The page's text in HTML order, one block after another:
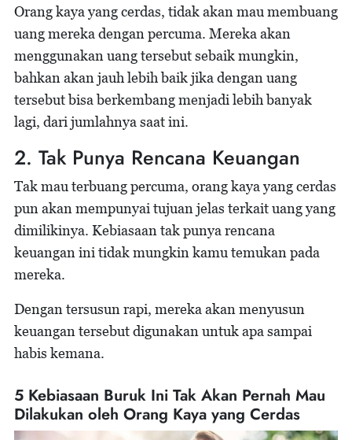
Orang kaya yang cerdas, tidak akan mau membuang
uang mereka dengan percuma. Mereka akan
menggunakan uang tersebut sebaik mungkin,
bahkan akan jauh lebih baik jika dengan uang
tersebut bisa berkembang menjadi lebih banyak
lagi, dari jumlahnya saat ini.
2. Tak Punya Rencana Keuangan
Tak mau terbuang percuma, orang kaya yang cerdas
pun akan mempunyai tujuan jelas terkait uang yang
dimilikinya. Kebiasaan tak punya rencana
keuangan ini tidak mungkin kamu temukan pada
mereka.
Dengan tersusun rapi, mereka akan menyusun
keuangan tersebut digunakan untuk apa sampai
habis kemana.
5 Kebiasaan Buruk Ini Tak Akan Pernah Mau
Dilakukan oleh Orang Kaya yang Cerdas